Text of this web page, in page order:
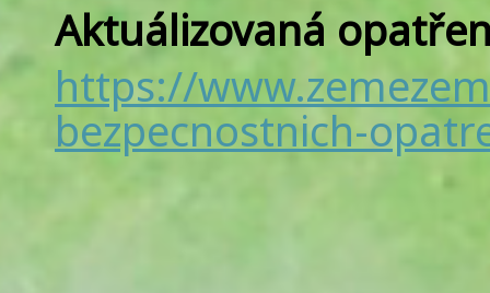
Aktuálizovaná
https://
bezpecnostnich-